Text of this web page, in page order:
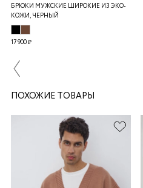
БРЮКИ МУЖСКИЕ ШИРОКИЕ ИЗ ЭКО-
КОЖИ, ЧЕРНЫЙ
17 900 ₽
ПОХОЖИЕ ТОВАРЫ